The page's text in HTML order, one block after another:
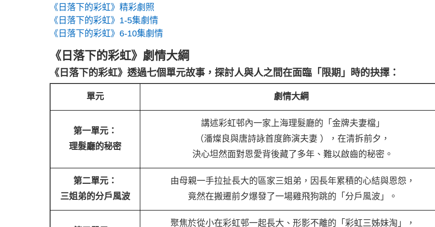
《日落下的彩虹》精彩劇照
《日落下的彩虹》1-5集劇情
《日落下的彩虹》6-10集劇情
《日落下的彩虹》劇情大綱
《日落下的彩虹》透過七個單元故事，探討人與人之間在面臨「限期」時的抉擇：
單元 劇情大綱
第一單元：
理髮廳的秘密
講述彩虹邨內一家上海理髮廳的「金牌夫妻檔」
（潘燦良與唐詩詠首度飾演夫妻 ），在清拆前夕，
決心坦然面對恩愛背後藏了多年、難以啟齒的秘密。
第二單元：
三姐弟的分戶風波
由母親一手拉扯長大的區家三姐弟，因長年累積的心結與恩怨，
竟然在搬遷前夕爆發了一場雞飛狗跳的「分戶風波」。
聚焦於從小在彩虹邨一起長大、形影不離的「彩虹三姊妹淘」，